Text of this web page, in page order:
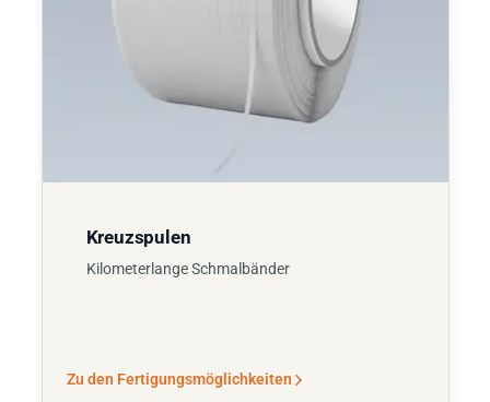
Kreuzspulen
Kilometerlange Schmalbänder
Zu den Fertigungsmöglichkeiten